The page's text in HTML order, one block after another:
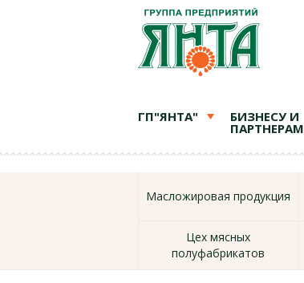
ГП"ЯНТА" БИЗНЕСУ И
ПАРТНЕРАМ
Масложировая продукция
Цех мясных
полуфабрикатов